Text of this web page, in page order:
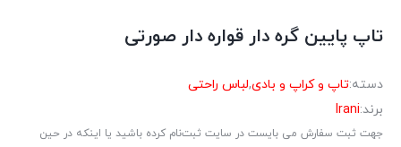
تاپ پایین گره دار قواره دار صورتی
دسته:تاپ و کراپ و بادی,لباس راحتی
برند:Irani
جهت ثبت سفارش می بایست در سایت ثبت‌نام کرده باشید یا اینکه در حین